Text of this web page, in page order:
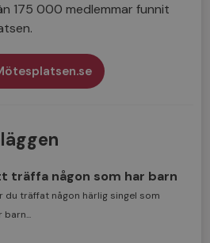
175 000 medlemmar funnit
träffa någon som har barn
du träffat någon härlig singel som
barn...